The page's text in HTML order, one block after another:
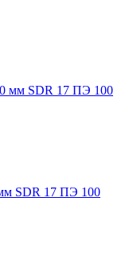
SDR 17 ПЭ 100